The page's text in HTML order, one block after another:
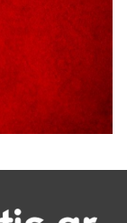
«Μικρές